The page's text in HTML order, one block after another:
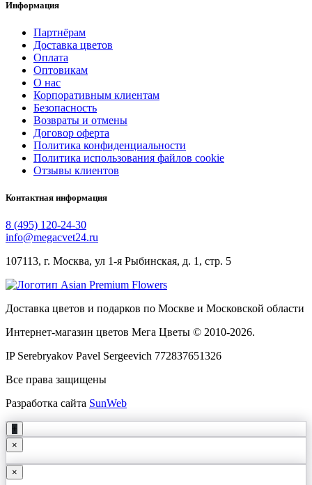
Информация
Партнёрам
Доставка цветов
Оплата
Оптовикам
О нас
Корпоративным клиентам
Безопасность
Возвраты и отмены
Договор оферта
Политика конфиденциальности
Политика использования файлов cookie
Отзывы клиентов
Контактная информация
8 (495) 120-24-30
info@megacvet24.ru
107113, г. Москва, ул 1-я Рыбинская, д. 1, стр. 5
Доставка цветов и подарков по Москве и Московской области
Интернет-магазин цветов Мега Цветы © 2010-2026.
IP Serebryakov Pavel Sergeevich 772837651326
Все права защищены
Разработка сайта SunWeb
+
×
×